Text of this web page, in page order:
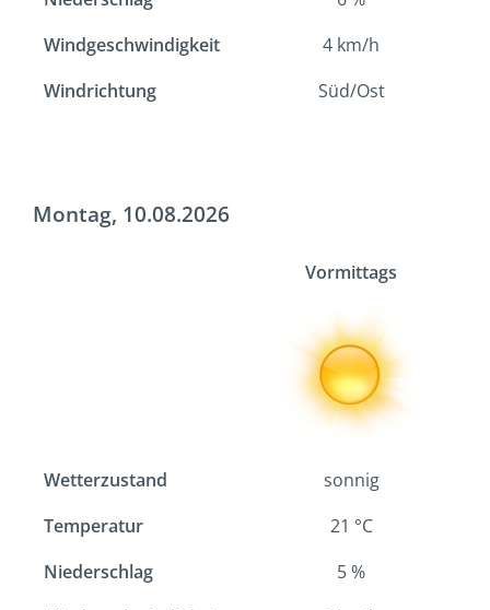
Windgeschwindigkeit
4 km/h
Windrichtung
Süd/Ost
Montag, 10.08.2026
Vormittags
Wetterzustand
sonnig
Temperatur
21 °C
Niederschlag
5%